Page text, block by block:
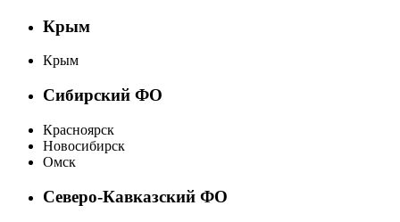
Крым
Крым
Сибирский ФО
Красноярск
Новосибирск
Омск
Северо-Кавказский ФО